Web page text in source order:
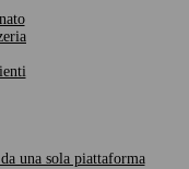
una sola piattaforma